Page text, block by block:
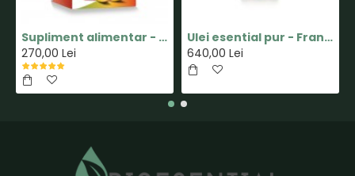
Supliment alimentar - Capsula MINUS - Pastile pentru Slabit 100% Naturale - Herbal New Life
270,00 Lei
Ulei esential pur - Frankincense(Tamaie) - 15ml - doTERRA
640,00 Lei